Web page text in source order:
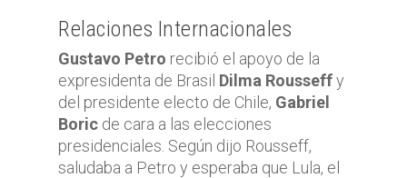
Relaciones Internacionales
Gustavo Petro recibió el apoyo de la
expresidenta de Brasil Dilma Rousseffy
del presidente electo de Chile, Gabriel
Boric de cara a las elecciones
presidenciales. Según dijo Rousseff,
saludaba a Petro y esperaba que Lula, el